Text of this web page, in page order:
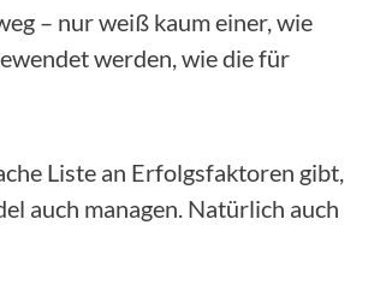
– nur weiß kaum einer, wie
werden, wie die für
Liste an Erfolgsfaktoren gibt,
auch managen. Natürlich auch